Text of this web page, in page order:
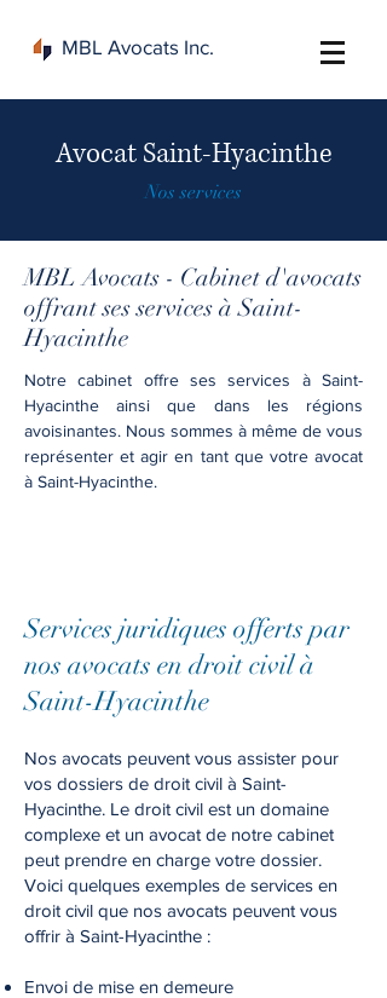
MBL Avocats Inc.
Avocat Saint-Hyacinthe
Nos services
MBL Avocats - Cabinet d'avocats
offrant ses services à Saint-
Hyacinthe
Notre cabinet offre ses services à Saint-
Hyacinthe ainsi que dans les régions
avoisinantes. Nous sommes à même de vous
représenter et agir en tant que votre avocat
à Saint-Hyacinthe.
Services juridiques offerts par
nos avocats en droit civil à
Saint-Hyacinthe
Nos avocats peuvent vous assister pour
vos dossiers de droit civil à Saint-
Hyacinthe. Le droit civil est un domaine
complexe et un avocat de notre cabinet
peut prendre en charge votre dossier.
Voici quelques exemples de services en
droit civil que nos avocats peuvent vous
offrir à Saint-Hyacinthe :
Envoi de mise en demeure